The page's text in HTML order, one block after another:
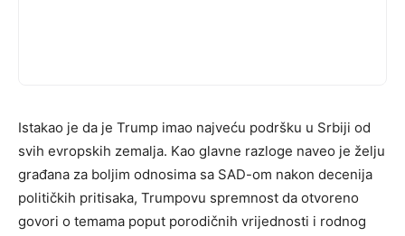
Istakao je da je Trump imao najveću podršku u Srbiji od
svih evropskih zemalja. Kao glavne razloge naveo je želju
građana za boljim odnosima sa SAD-om nakon decenija
političkih pritisaka, Trumpovu spremnost da otvoreno
govori o temama poput porodičnih vrijednosti i rodnog